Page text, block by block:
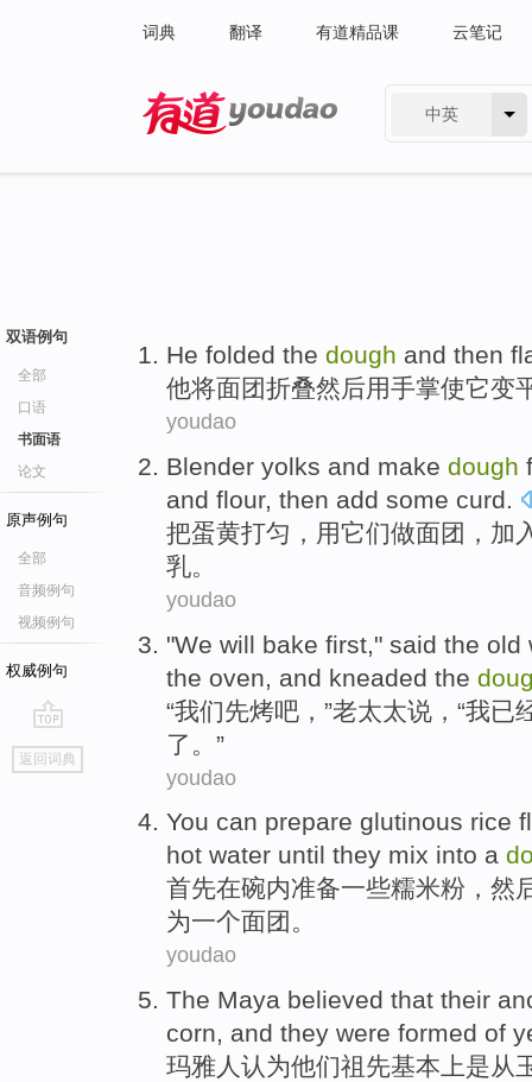
词典 翻译 有道精品课 云笔记
中英
双语例句
全部
口语
书面语
论文
原声例句
全部
音频例句
视频例句
权威例句
go
top
返回词典
He folded the dough and then
他将面团折叠然后用手掌使它变
youdao
Blender yolks and make dough
and flour, then add some curd.
把蛋黄打匀，用它们做面团 ， 加
乳。
youdao
"We will bake first ," said the old
the oven and kneaded the
“我们先烤吧，”老太太说 ，“我已
了。”
youdao
You can prepare glutinous rice
hot water until they mix into a
首先在碗内准备一些糯米粉 ， 然
为一个面团。
youdao
The Maya believed that their
corn, and they were formed of
玛雅人 认为他们祖先基本上是从